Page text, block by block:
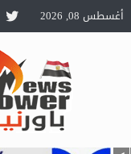
أغسطس 08, 2026